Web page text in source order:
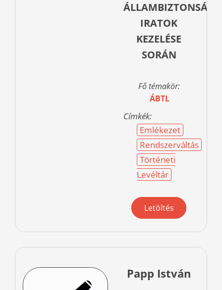
ÁLLAMBIZTONSÁGI
IRATOK
KEZELÉSE
SORÁN
Fő témakör:
ÁBTL
Címkék:
Emlékezet
Rendszerváltás
Történeti
Levéltár
Letöltés
Papp István